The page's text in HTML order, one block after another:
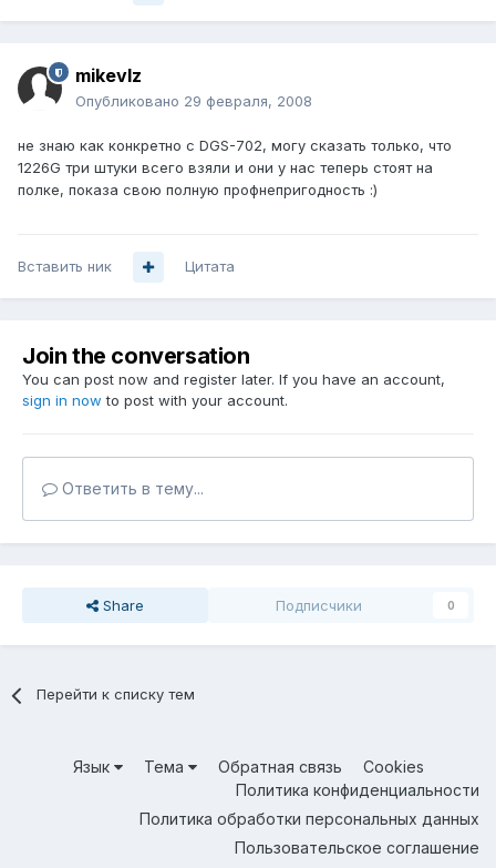
mikevlz
Опубликовано 29 февраля, 2008
не знаю как конкретно с DGS-702, могу сказать только, что
1226G три штуки всего взяли и они у нас теперь стоят на
полке, показа свою полную профнепригодность :)
Вставить ник Цитата
Join the conversation
You can post now and register later. If you have an account,
sign in now to post with your account.
Ответить в тему...
Share Подписчики 0
Перейти к списку тем
Язык Тема Обратная связь
Cookies
Политика конфиденциальности
Политика обработки персональных данных
Пользовательское соглашение